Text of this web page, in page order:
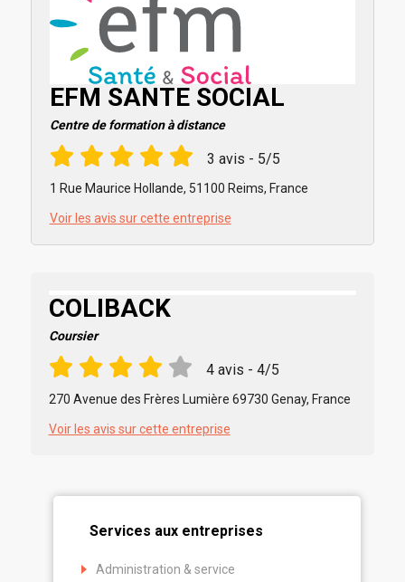
EFM SANTE SOCIAL
Centre de formation à distance
3 avis - 5/5
1 Rue Maurice Hollande, 51100 Reims, France
Voir les avis sur cette entreprise
COLIBACK
Coursier
4 avis - 4/5
270 Avenue des Frères Lumière 69730 Genay, France
Voir les avis sur cette entreprise
Services aux entreprises
Administration & service